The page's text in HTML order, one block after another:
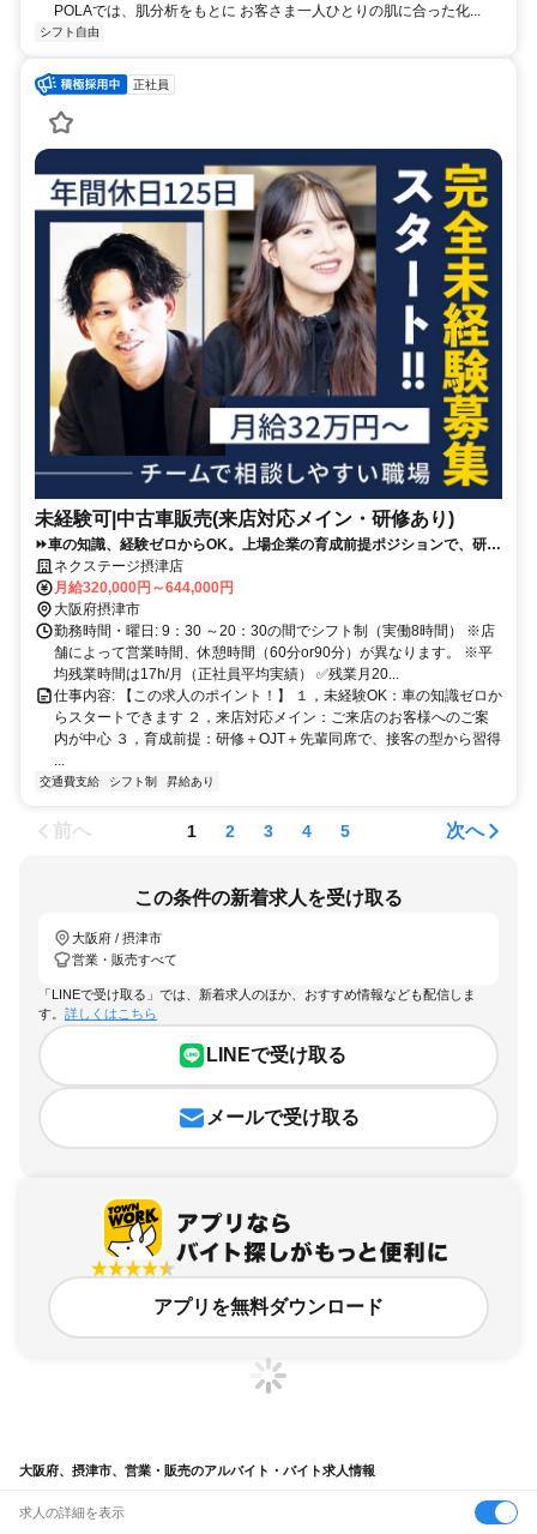
POLAでは、肌分析をもとに お客さま一人ひとりの肌に合った化...
シフト自由
正社員
未経験可|中古車販売(来店対応メイン・研修あり)
⏩️車の知識、経験ゼロからOK。上場企業の育成前提ポジションで、研修
＋先輩同席で接客の型から学べます。
ネクステージ摂津店
月給320,000円～644,000円
大阪府摂津市
勤務時間・曜日: 9：30 ～20：30の間でシフト制（実働8時間） ※店
舗によって営業時間、休憩時間（60分or90分）が異なります。 ※平
均残業時間は17h/月（正社員平均実績） ✅残業月20...
仕事内容: 【この求人のポイント！】 １，未経験OK：車の知識ゼロか
らスタートできます ２，来店対応メイン：ご来店のお客様へのご案
内が中心 ３，育成前提：研修＋OJT＋先輩同席で、接客の型から習得
...
交通費支給 シフト制 昇給あり
前へ 1 2 3 4 5 次へ
この条件の新着求人を受け取る
大阪府 / 摂津市
営業・販売すべて
「LINEで受け取る」では、新着求人のほか、おすすめ情報なども配信しま
す。 詳しくはこちら
LINEで受け取る
メールで受け取る
アプリを無料ダウンロード
大阪府、摂津市、営業・販売のアルバイト・バイト求人情報
求人の詳細を表示